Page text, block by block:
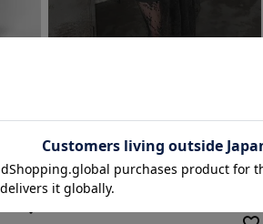
入荷リクエスト受付中